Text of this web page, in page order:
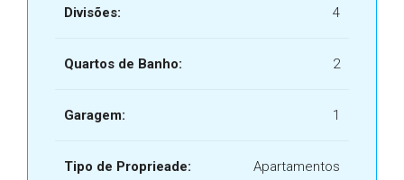
Divisões: 4
Quartos de Banho: 2
Garagem: 1
Tipo de Proprieade: Apartamentos